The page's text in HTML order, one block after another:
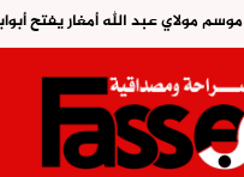
موسم مولاي عبد الله أمغار يفتح